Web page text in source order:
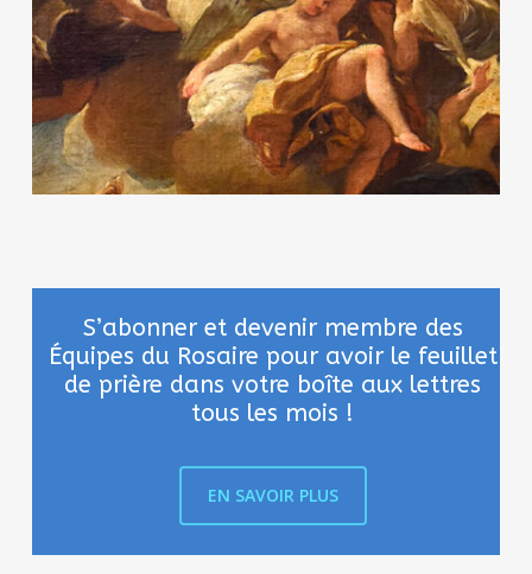
S’abonner et devenir membre des
Équipes du Rosaire pour avoir le feuillet
de prière dans votre boîte aux lettres
tous les mois !
EN SAVOIR PLUS